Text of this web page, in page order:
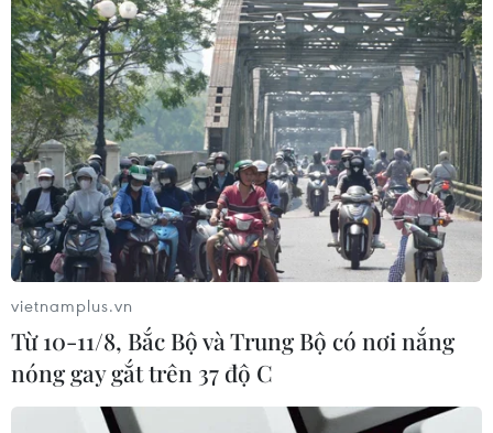
NATO ưu tiên đẩy nhanh chuyển
giao hệ thống phòng không cho
Ukraine
06/08/2026 12:24
Thắt chặt tình hữu nghị sắt son giữa
các cựu chuyên gia quân sự Nga với
Việt Nam
06/08/2026 06:23
Anh công bố kết quả điều tra ban
đầu vụ đâm dao ở trung tâm London
vietnamplus.vn
Từ 10-11/8, Bắc Bộ và Trung Bộ có nơi nắng
nóng gay gắt trên 37 độ C